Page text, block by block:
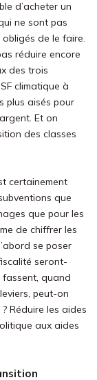
d’acheter un
ne sont pas
de le faire.
réduire encore
des trois
climatique à
plus aisés pour
Et on
des classes
certainement
que
que pour les
de chiffrer les
se poser
seront-
fassent, quand
peut-on
Réduire les aides
aux aides